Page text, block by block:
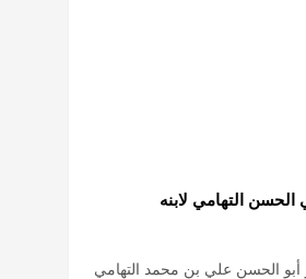
أبو الحسن علي بن محمد التهامي